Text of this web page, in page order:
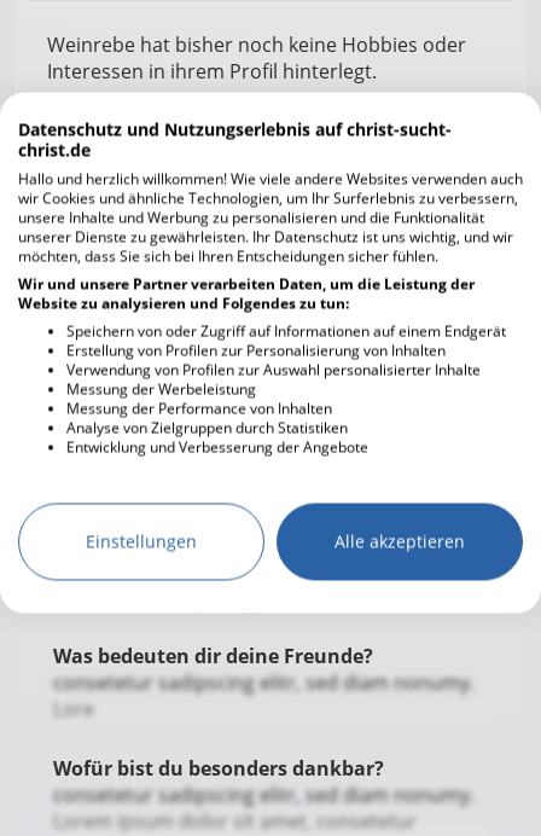
Weinrebe hat bisher noch keine Hobbies oder
Interessen in ihrem Profil hinterlegt.
Musikrichtung Worship
Gehst du in die Kirche? Wenn ja, wie häufig
und weshalb?
consetetur sadipscing elitr, sed diam nonumy.
Lorem ipsum dolor sit amet, consetetur
sadipscing
Was bedeutet dir der christliche Glaube in
deinem Leben?
Was ist dir besonders wichtig in einer
Was bedeuten dir deine Freunde?
consetetur sadipscing elitr, sed diam nonumy.
Lore
Wofür bist du besonders dankbar?
consetetur sadipscing elitr, sed diam nonumy.
Lorem ipsum dolor sit amet, consetetur
Datenschutz und Nutzungserlebnis auf christ-sucht-
christ.de
Hallo und herzlich willkommen! Wie viele andere Websites verwenden auch
wir Cookies und ähnliche Technologien, um Ihr Surferlebnis zu verbessern,
unsere Inhalte und Werbung zu personalisieren und die Funktionalität
unserer Dienste zu gewährleisten. Ihr Datenschutz ist uns wichtig, und wir
möchten, dass Sie sich bei Ihren Entscheidungen sicher fühlen.
Wir und unsere Partner verarbeiten Daten, um die Leistung der
Website zu analysieren und Folgendes zu tun:
Speichern von oder Zugriff auf Informationen auf einem Endgerät
Erstellung von Profilen zur Personalisierung von Inhalten
Verwendung von Profilen zur Auswahl personalisierter Inhalte
Messung der Werbeleistung
Messung der Performance von Inhalten
Analyse von Zielgruppen durch Statistiken
Entwicklung und Verbesserung der Angebote
Einstellungen Alle akzeptieren